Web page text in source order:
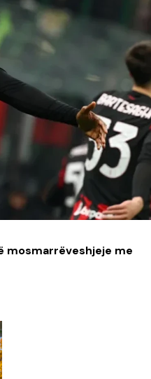
LIGJERATE FETARE
PIKËPAMJE
RECETA E DITES
RETRO JAVORE
mosmarrëveshjeje me